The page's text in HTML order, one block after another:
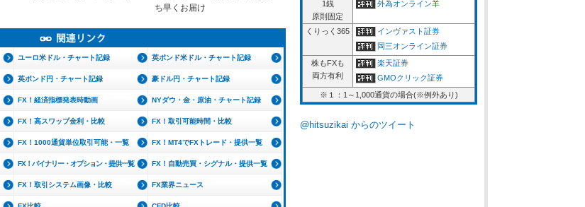
ち早くお届け
ユーロ米ドル・チャート記録 英ポンド米ドル・チャート記録
英ポンド円・チャート記録 豪ドル円・チャート記録
FX！経済指標発表時動画 NYダウ・金・原油・チャート記録
FX！高スワップ金利・比較 FX！取引可能時間・比較
FX！1000通貨単位取引可能・一覧 FX！MT4でFXトレード・提供一覧
FX！バイナリー・オプション・提供一覧 FX！自動売買・シグナル・提供一覧
FX！取引システム画像・比較 FX業界ニュース
1銭
原則固定
外為オンライン羊
くりっく365
インヴァスト証券
岡三オンライン証券
株もFXも
両方有利
楽天証券
GMOクリック証券
※１：1～1,000通貨の場合(※例外あり)
@hitsuzikai からのツイート